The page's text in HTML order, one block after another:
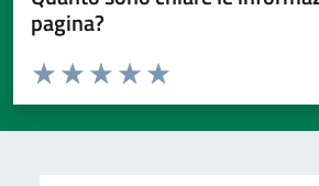
pagina?
Valuta da 1 a 5 stelle la pagina
Valuta 5 stelle su 5
Valuta 4 stelle su 5
Valuta 3 stelle su 5
Valuta 2 stelle su 5
Valuta 1 stelle su 5